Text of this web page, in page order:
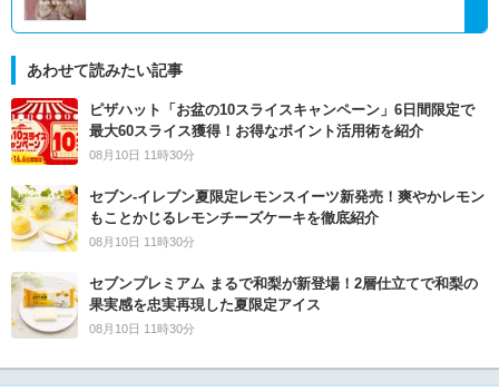
あわせて読みたい記事
ピザハット「お盆の10スライスキャンペーン」6日間限定で
最大60スライス獲得！お得なポイント活用術を紹介
08月10日 11時30分
セブン‐イレブン夏限定レモンスイーツ新発売！爽やかレモン
もことかじるレモンチーズケーキを徹底紹介
08月10日 11時30分
セブンプレミアム まるで和梨が新登場！2層仕立てで和梨の
果実感を忠実再現した夏限定アイス
08月10日 11時30分